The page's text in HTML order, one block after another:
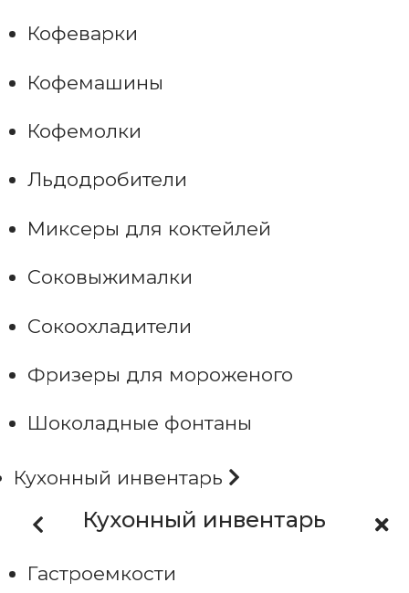
Кофеварки
Кофемашины
Кофемолки
Льдодробители
Миксеры для коктейлей
Соковыжималки
Сокоохладители
Фризеры для мороженого
Шоколадные фонтаны
Кухонный инвентарь
Кухонный инвентарь
Гастроемкости